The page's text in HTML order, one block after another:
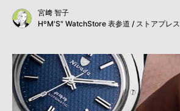
宮﨑 智子
HºM'S" WatchStore 表参道 / ストアプレス